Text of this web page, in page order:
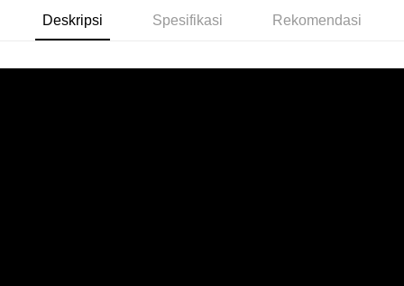
Deskripsi Spesifikasi Rekomendasi